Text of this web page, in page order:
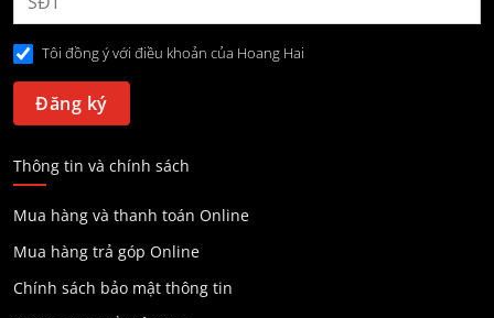
Tôi đồng ý với điều khoản của Hoang Hai
Thông tin và chính sách
Mua hàng và thanh toán Online
Mua hàng trả góp Online
Chính sách bảo mật thông tin